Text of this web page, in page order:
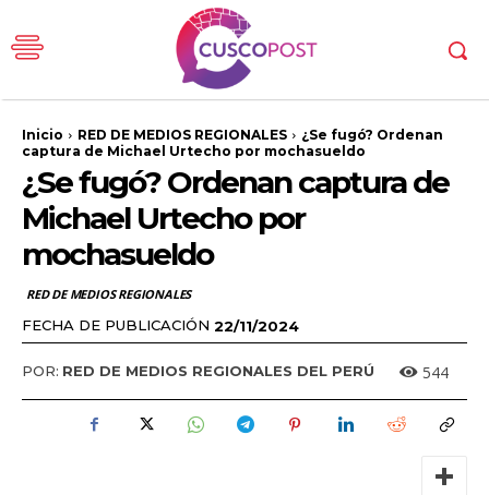
Inicio RED DE MEDIOS REGIONALES
¿Se fugó? Ordenan
captura de Michael Urtecho por mochasueldo
¿Se fugó? Ordenan captura de
Michael Urtecho por
mochasueldo
RED DE MEDIOS REGIONALES
FECHA DE PUBLICACIÓN 22/11/2024
POR: RED DE MEDIOS REGIONALES DEL PERÚ 544